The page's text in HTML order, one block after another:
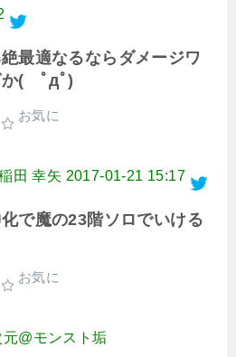
最適なるならダメージワ
か( ﾟдﾟ)
お気に
田 幸矢 2017-01-21 15:17
で魔の23階ソロでいける
お気に
@モンスト垢